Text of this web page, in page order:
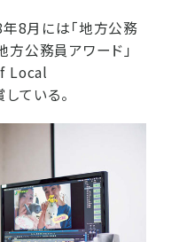
8月には「地方公務
方公務員アワード」
Local
ている。